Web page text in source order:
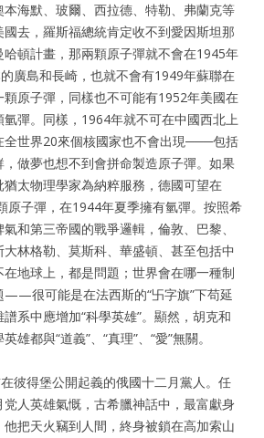
海默、玻爾、西拉德、特勒、弗蘭克等
去，羅斯福總統肯定收不到愛因斯坦那
頓計畫，那兩顆原子彈就不會在1945年
廣島和長崎，也就不會有1949年蘇聯在
原子彈，同樣也不可能有1952年美國在
彈。同樣，1964年就不可在中國西北上
全世界20來個核國家也不會出現───包括
做夢也想不到會拼命製造原子彈。如果
太物理學家為納粹服務，德國可望在
原子彈，在1944年夏季擁有氫彈。按照希
和第三帝國的戰爭邏輯，倫敦、巴黎、
林格勒、莫斯科、華盛頓、甚至包括中
地球上，都是問題；世界會在哪一種制
——很可能是在法西斯的“卐字旗”下苟延
系中應增加“科學英雄”。顯然，胡克和
雄都與“道義”、“真理”、“愛”無關。
彼得堡公開起義的俄國十二月黨人。任
人英雄氣慨，古希臘神話中，最富獻身
把天火竊到人間，終身被鎖在高加索山